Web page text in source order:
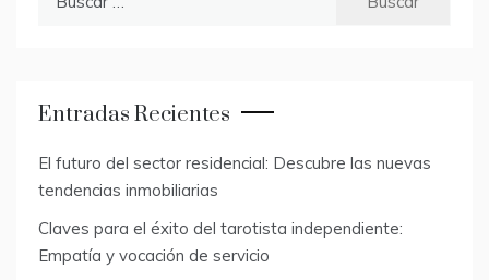
Entradas Recientes
El futuro del sector residencial: Descubre las nuevas
tendencias inmobiliarias
Claves para el éxito del tarotista independiente:
Empatía y vocación de servicio